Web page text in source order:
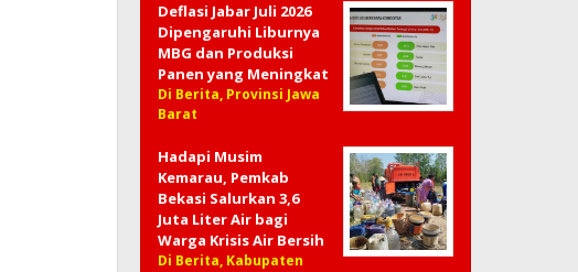
Deflasi Jabar Juli 2026
Dipengaruhi Liburnya
MBG dan Produksi
Panen yang Meningkat
Di Berita, Provinsi Jawa
Barat
Hadapi Musim
Kemarau, Pemkab
Bekasi Salurkan 3,6
Juta Liter Air bagi
Warga Krisis Air Bersih
Di Berita, Kabupaten